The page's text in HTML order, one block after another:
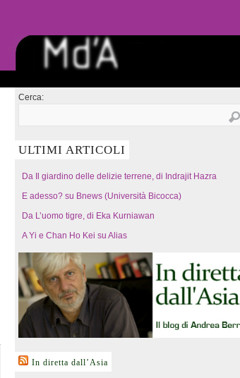
Cerca:
ULTIMI ARTICOLI
Da Il giardino delle delizie terrene, di Indrajit Hazra
E adesso? su Bnews (Università Bicocca)
Da L’uomo tigre, di Eka Kurniawan
A Yi e Chan Ho Kei su Alias
In diretta dall’Asia